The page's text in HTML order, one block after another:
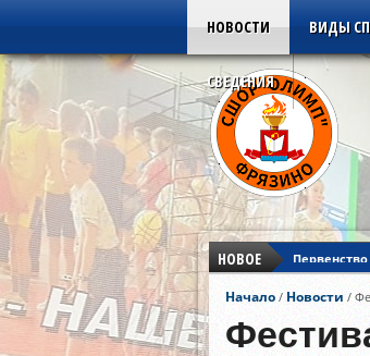
НОВОСТИ ВИДЫ
СВЕДЕНИЯ
НОВОЕ
Кубок Азии
Кубок
Начало / Новости /